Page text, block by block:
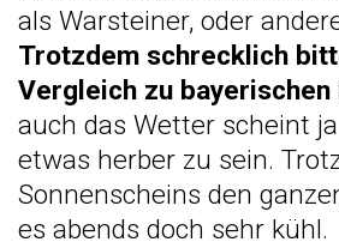
als Warsteiner, oder
Trotzdem schrecklich
Vergleich zu bayerischen
auch das Wetter scheint
etwas herber zu sein.
Sonnenscheins den
es abends doch sehr kühl.